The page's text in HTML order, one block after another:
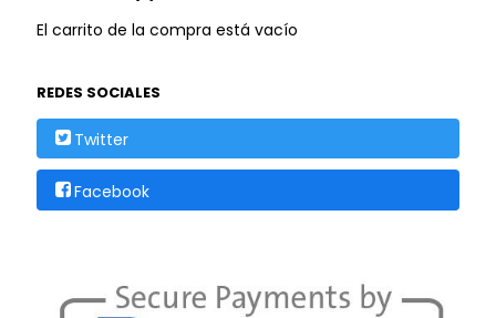
El carrito de la compra está vacío
REDES SOCIALES
Twitter
Facebook